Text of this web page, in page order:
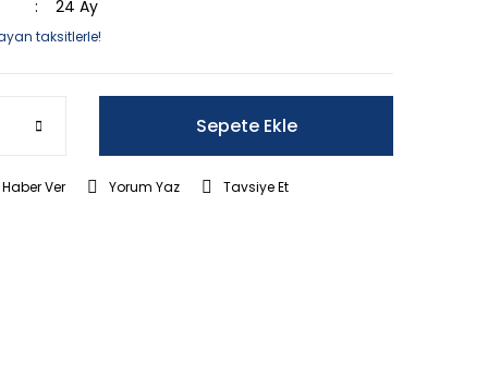
24 Ay
taksitlerle!
Sepete Ekle
Ver Yorum Yaz Tavsiye Et